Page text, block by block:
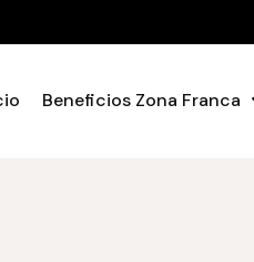
Beneficios Zona Franca